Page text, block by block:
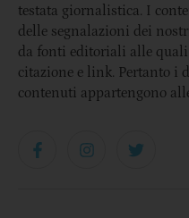
testata giornalistica. I
delle segnalazioni dei
da fonti editoriali alle
citazione e link. Pertanto i
contenuti appartengono